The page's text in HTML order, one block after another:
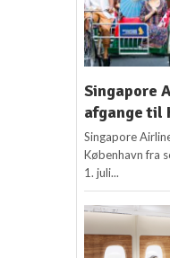
Singapore
afgange til
Singapore
København fra
1. juli...